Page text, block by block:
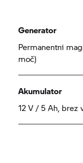
Generator
Permanentni
moč)
Akumulator
12 V / 5 Ah, brez